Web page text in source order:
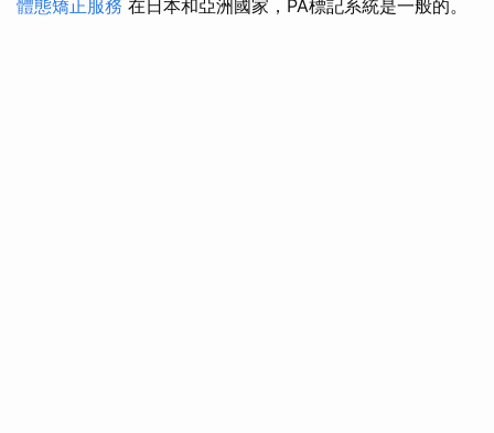
體態矯正服務 在日本和亞洲國家，PA標記系統是一般的。